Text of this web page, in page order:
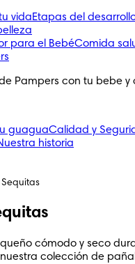
vidaEtapas del
para el BebéComida
Pampers con tu bebe y
guaguaCalidad y
historia
cómodo y seco
colección de